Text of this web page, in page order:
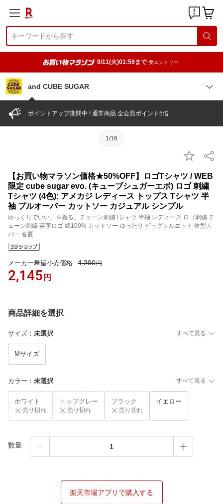
8/11(火)01:59まで 要エントリー
and CUBE SUGAR
ポイントアップ期間中 ! 通常商品 全会員ポイント5倍
1/16
【お買い物マラソン価格★50%OFF】ロゴTシャツ / WEB
限定 cube sugar evo. (キューブシュガーエボ) ロゴ 刺繍
Tシャツ (4色): アメカジ レディース トップス Tシャツ 半
袖 プルオーバー カットソー カジュアル シンプル
ゆっくりでいい、を着る。チェーン刺繍Tシャツ 半袖 レディース ロゴ刺繍 チ
ェーン刺繍 英字ロゴ 綿100% カットソー ゆったり ビッグシルエット 体型カ
バー 春夏
メーカー希望小売価格 4,290円
2,145 円
商品詳細を選択
サイズ ： 未選択 すべて見る
Mサイズ
カラー ： 未選択 すべて見る
ホワイト
売り切れ
トップグレー
売り切れ
ブラック
売り切れ
イエロー
数量
楽天市場アプリで購入する